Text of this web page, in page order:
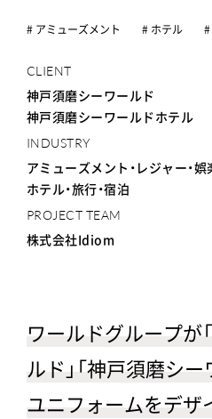
# アミューズメント # ホテル
CLIENT
神戸須磨シーワールド
神戸須磨シーワールドホテル
INDUSTRY
アミューズメント・レジャー・娯
ホテル・旅行・宿泊
PROJECT TEAM
株式会社Idiom
ワールドグループが
ルド」「神戸須磨シ
ユニフォームをデ